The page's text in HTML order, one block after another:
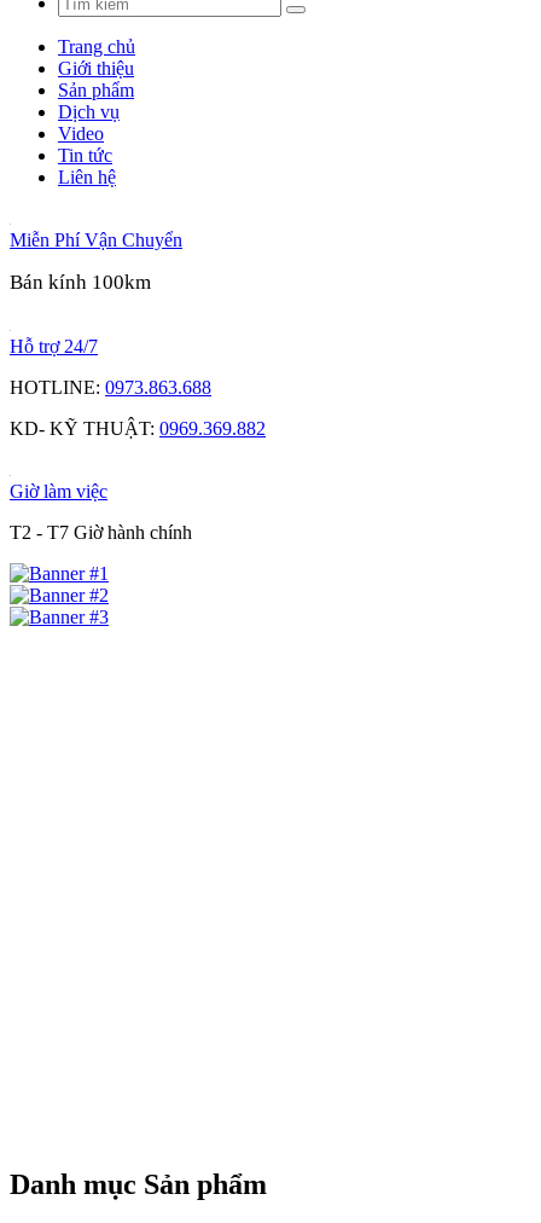
Trang chủ
Giới thiệu
Sản phẩm
Dịch vụ
Video
Tin tức
Liên hệ
Miễn Phí Vận Chuyển
Bán kính 100km
Hỗ trợ 24/7
HOTLINE: 0973.863.688
KD- KỸ THUẬT: 0969.369.882
Giờ làm việc
T2 - T7 Giờ hành chính
Danh mục Sản phẩm